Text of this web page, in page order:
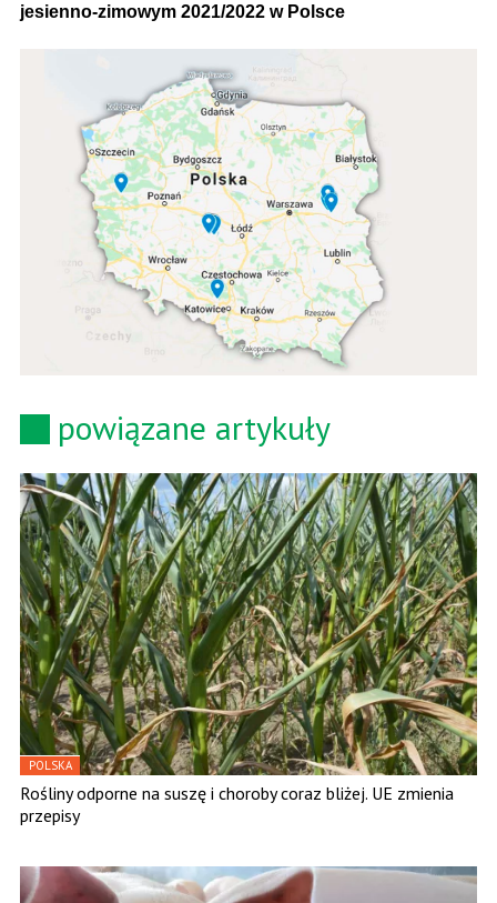
jesienno-zimowym 2021/2022 w Polsce
powiązane artykuły
POLSKA
Rośliny odporne na suszę i choroby coraz bliżej. UE zmienia
przepisy